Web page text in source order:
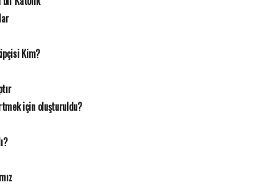
Kim?
için oluşturuldu?